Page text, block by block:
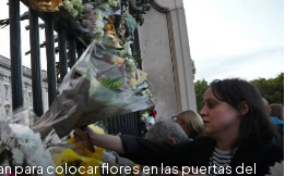
para colocar flores en las puertas del